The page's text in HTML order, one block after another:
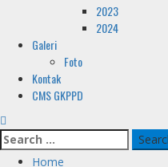
2023
2024
Galeri
Foto
Kontak
CMS GKPPD
Search
for:
Home